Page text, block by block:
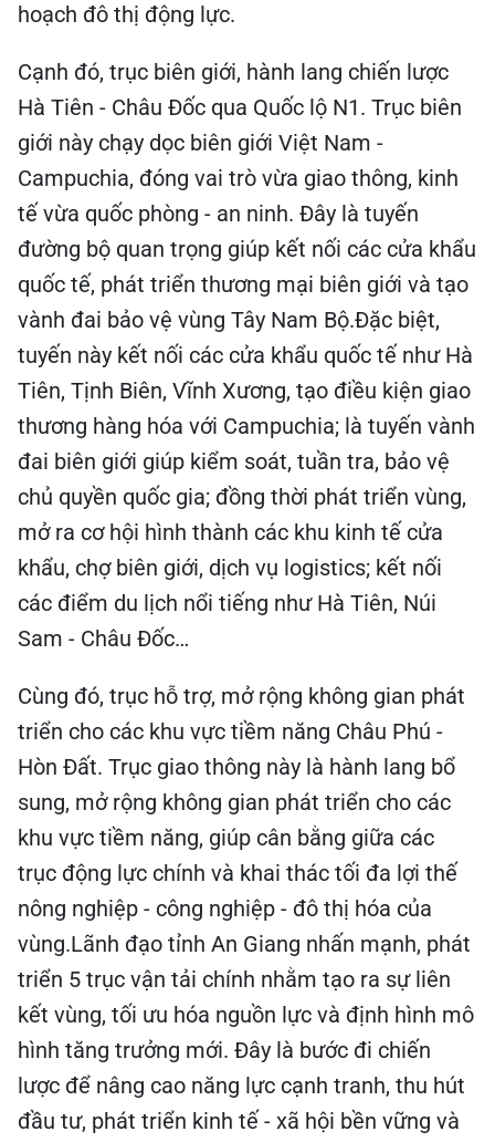
hoạch đô thị động lực.
Cạnh đó, trục biên giới, hành lang chiến lược
Hà Tiên - Châu Đốc qua Quốc lộ N1. Trục biên
giới này chạy dọc biên giới Việt Nam -
Campuchia, đóng vai trò vừa giao thông, kinh
tế vừa quốc phòng - an ninh. Đây là tuyến
đường bộ quan trọng giúp kết nối các cửa khẩu
quốc tế, phát triển thương mại biên giới và tạo
vành đai bảo vệ vùng Tây Nam Bộ.Đặc biệt,
tuyến này kết nối các cửa khẩu quốc tế như Hà
Tiên, Tịnh Biên, Vĩnh Xương, tạo điều kiện giao
thương hàng hóa với Campuchia; là tuyến vành
đai biên giới giúp kiểm soát, tuần tra, bảo vệ
chủ quyền quốc gia; đồng thời phát triển vùng,
mở ra cơ hội hình thành các khu kinh tế cửa
khẩu, chợ biên giới, dịch vụ logistics; kết nối
các điểm du lịch nổi tiếng như Hà Tiên, Núi
Sam - Châu Đốc…
Cùng đó, trục hỗ trợ, mở rộng không gian phát
triển cho các khu vực tiềm năng Châu Phú -
Hòn Đất. Trục giao thông này là hành lang bổ
sung, mở rộng không gian phát triển cho các
khu vực tiềm năng, giúp cân bằng giữa các
trục động lực chính và khai thác tối đa lợi thế
nông nghiệp - công nghiệp - đô thị hóa của
vùng.Lãnh đạo tỉnh An Giang nhấn mạnh, phát
triển 5 trục vận tải chính nhằm tạo ra sự liên
kết vùng, tối ưu hóa nguồn lực và định hình mô
hình tăng trưởng mới. Đây là bước đi chiến
lược để nâng cao năng lực cạnh tranh, thu hút
đầu tư, phát triển kinh tế - xã hội bền vững và